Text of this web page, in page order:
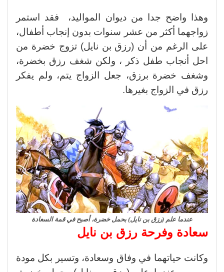
وهذا واضح جدا من ديوان المواليد، فقد استمر
زواجهما أكثر من عشر سنوات بدون إنجاب أطفال،
على الرغم من أن (رزق بن نايل) تزوج خضرة من
احل أنجاب طفل ذكر ، ولكن شغف رزق بخضرة،
وشغف خضرة برزق، جعل الزواج يتم، ولم يفكر
رزق في الزواج بغيرها.
عندما علم (رزق بن نايل) بحمل خضرة، أصبح في قمة السعادة
سعادة وفرحة رزق بن نايل
وكانت حياتهما في وفاق وسعادة، وتسير بكل مودة